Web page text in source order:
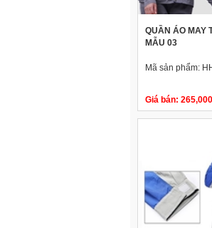
QUẦN ÁO MAY
MẪU 03
Mã sản phẩm:
Giá bán: 265,000